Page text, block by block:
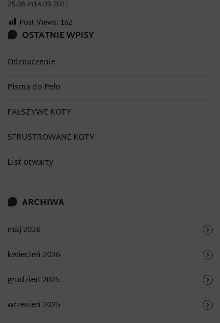
25.08.in14.09.2021
Post Views: 162
OSTATNIE WPISY
Odznaczenie
Pisma do Peło
FAŁSZYWE KOTY
SFRUSTROWANE KOTY
List otwarty
ARCHIWA
maj 2026
kwiecień 2026
grudzień 2025
wrzesień 2025